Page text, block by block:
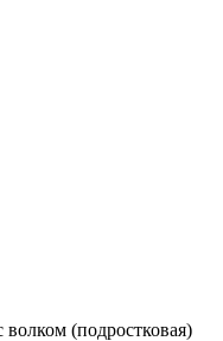
(подростковая)